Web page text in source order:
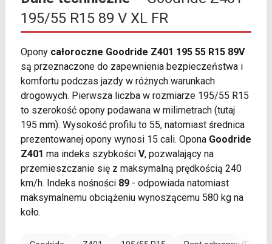
195/55 R15 89 V XL FR
Opony całoroczne Goodride Z401 195 55 R15 89V
są przeznaczone do zapewnienia bezpieczeństwa i
komfortu podczas jazdy w różnych warunkach
drogowych. Pierwsza liczba w rozmiarze 195/55 R15
to szerokość opony podawana w milimetrach (tutaj
195 mm). Wysokość profilu to 55, natomiast średnica
prezentowanej opony wynosi 15 cali. Opona Goodride
Z401 ma indeks szybkości V, pozwalający na
przemieszczanie się z maksymalną prędkością 240
km/h. Indeks nośności 89- odpowiada natomiast
maksymalnemu obciążeniu wynoszącemu 580 kg na
koło.